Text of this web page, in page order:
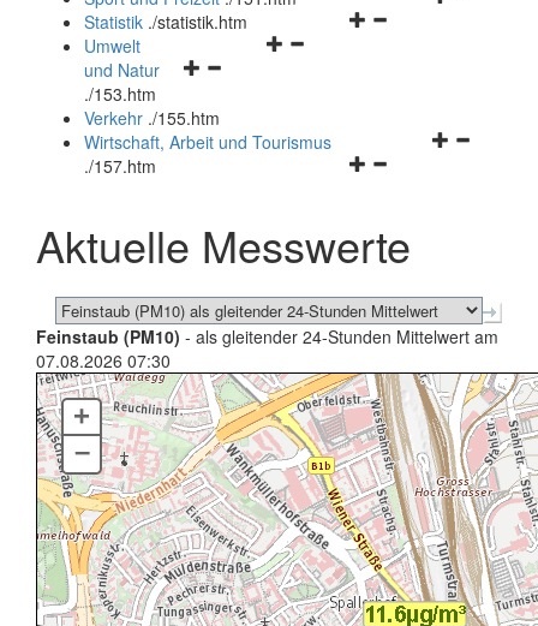
Navigationsmenü
Navigationsmenü
Statistik ./statistik.htm
Navigationsmenü
und
schließen
Umwelt
und Natur
./153.htm
Verkehr ./155.htm
Navigationsmenü
schließen
Wirtschaft, Arbeit und Tourismus
./157.htm
Aktuelle Messwerte
Feinstaub (PM10) - als gleitender 24-Stunden Mittelwert am
07.08.2026 07:30
+
–